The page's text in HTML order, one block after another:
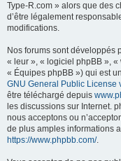
Type-R.com » alors que des
d’être légalement
modifications.
Nos forums sont développés
« leur », « logiciel phpBB »,
« Équipes phpBB ») qui est
GNU General Public License
être téléchargé depuis
les discussions sur Internet.
nous acceptons ou
de plus amples informations
https://www.phpbb.com/.